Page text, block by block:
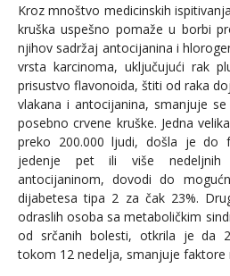
Kroz mnoštvo medicinskih
kruška uspešno pomaže u borbi
njihov sadržaj antocijanina i
vrsta karcinoma, uključujući rak
prisustvo flavonoida, štiti od raka
vlakana i antocijanina, smanjuje
posebno crvene kruške. Jedna
preko 200.000 ljudi, došla je do
jedenje pet ili više nedeljnih
antocijaninom, dovodi do
dijabetesa tipa 2 za čak 23%.
odraslih osoba sa metaboličkim
od srčanih bolesti, otkrila je da
tokom 12 nedelja, smanjuje faktore